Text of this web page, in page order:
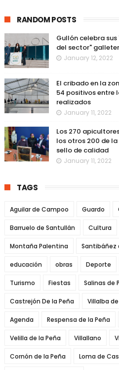
RANDOM POSTS
Gullón celebra
del sector"
January 12, 2022
El cribado en la
54 positivos entre
realizados
January 11, 2022
Los 270
los otros 200 de
sello de calidad
January 11, 2022
TAGS
Aguilar de Campoo Guardo
Barruelo de Santullán Cultura
Montaña Palentina Santibáñez
educación obras Deporte
Turismo Fiestas Salinas de
Castrejón De la Peña Villalba
Agenda Respensa de la Peña
Velilla de la Peña Villallano
Cornón de la Peña Loma de